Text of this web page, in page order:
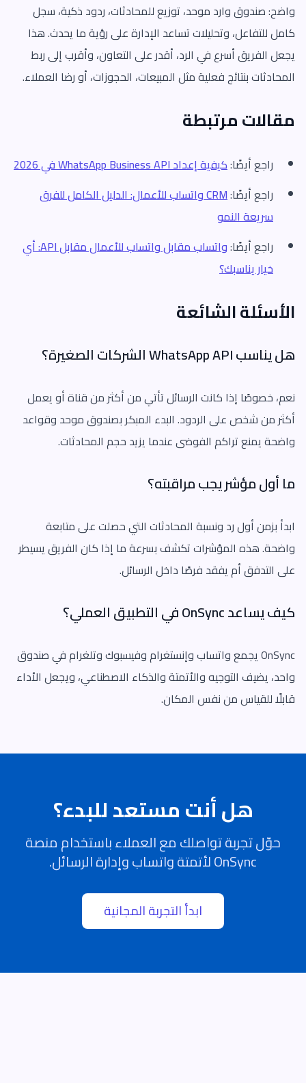
واضح: صندوق وارد موحد، توزيع للمحادثات، ردود ذكية، سجل
كامل للتفاعل، وتحليلات تساعد الإدارة على رؤية ما يحدث. هذا
يجعل الفريق أسرع في الرد، أقدر على التعاون، وأقرب إلى ربط
المحادثات بنتائج فعلية مثل المبيعات، الحجوزات، أو رضا العملاء.
مقالات مرتبطة
راجع أيضًا:كيفية إعداد WhatsApp Business API في 2026
راجع أيضًا:
CRM واتساب للأعمال: الدليل الكامل للفرق
سريعة النمو
راجع أيضًا:
واتساب مقابل واتساب للأعمال مقابل API: أي
خيار يناسبك؟
الأسئلة الشائعة
هل يناسب WhatsApp API الشركات الصغيرة؟
نعم، خصوصًا إذا كانت الرسائل تأتي من أكثر من قناة أو يعمل
أكثر من شخص على الردود. البدء المبكر بصندوق موحد وقواعد
واضحة يمنع تراكم الفوضى عندما يزيد حجم المحادثات.
ما أول مؤشر يجب مراقبته؟
ابدأ بزمن أول رد ونسبة المحادثات التي حصلت على متابعة
واضحة. هذه المؤشرات تكشف بسرعة ما إذا كان الفريق يسيطر
على التدفق أم يفقد فرصًا داخل الرسائل.
كيف يساعد OnSync في التطبيق العملي؟
OnSync يجمع واتساب وإنستغرام وفيسبوك وتلغرام في صندوق
واحد، يضيف التوجيه والأتمتة والذكاء الاصطناعي، ويجعل الأداء
قابلًا للقياس من نفس المكان.
هل أنت مستعد للبدء؟
حوّل تجربة تواصلك مع العملاء باستخدام منصة
OnSync لأتمتة واتساب وإدارة الرسائل.
ابدأ التجربة المجانية